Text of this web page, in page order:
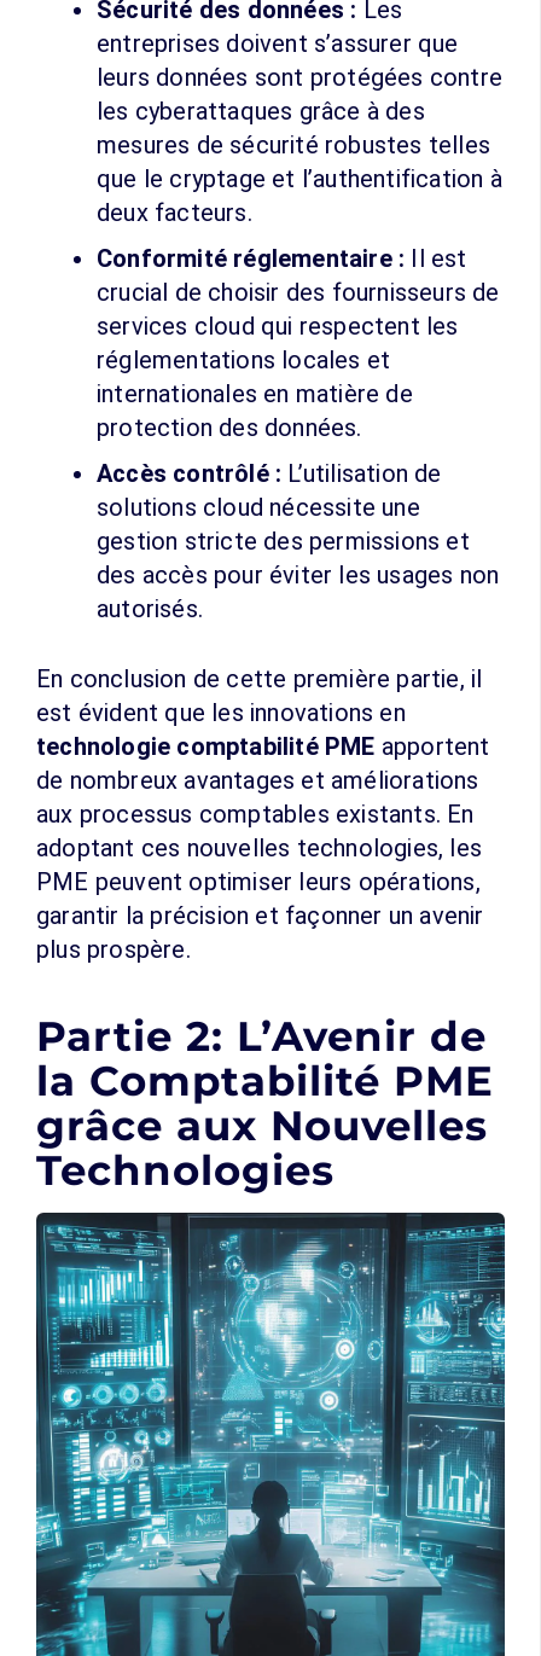
Sécurité des données : Les
entreprises doivent s’assurer que
leurs données sont protégées contre
les cyberattaques grâce à des
mesures de sécurité robustes telles
que le cryptage et l’authentification à
deux facteurs.
Conformité réglementaire : Il est
crucial de choisir des fournisseurs de
services cloud qui respectent les
réglementations locales et
internationales en matière de
protection des données.
Accès contrôlé : L’utilisation de
solutions cloud nécessite une
gestion stricte des permissions et
des accès pour éviter les usages non
autorisés.
En conclusion de cette première partie, il
est évident que les innovations en
technologie comptabilité PME apportent
de nombreux avantages et améliorations
aux processus comptables existants. En
adoptant ces nouvelles technologies, les
PME peuvent optimiser leurs opérations,
garantir la précision et façonner un avenir
plus prospère.
Partie 2: L’Avenir de
la Comptabilité PME
grâce aux Nouvelles
Technologies